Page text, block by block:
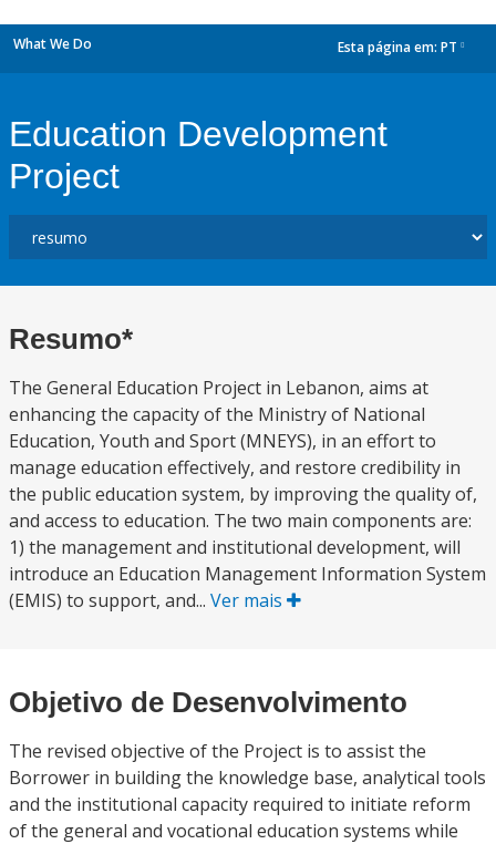
What We Do Esta página em: PT
Education Development
Project
Resumo*
The General Education Project in Lebanon, aims at
enhancing the capacity of the Ministry of National
Education, Youth and Sport (MNEYS), in an effort to
manage education effectively, and restore credibility in
the public education system, by improving the quality of,
and access to education. The two main components are:
1) the management and institutional development, will
introduce an Education Management Information System
(EMIS) to support, and... Ver mais
Objetivo de Desenvolvimento
The revised objective of the Project is to assist the
Borrower in building the knowledge base, analytical tools
and the institutional capacity required to initiate reform
of the general and vocational education systems while